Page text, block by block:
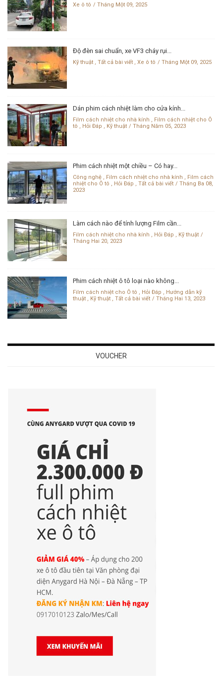
Xe ô tô Tháng Một 09, 2025
Độ đèn sai chuẩn, xe VF3 cháy rụi...
Kỹ thuật , Tất cả bài viết , Xe ô tô Tháng Một 09, 2025
Dán phim cách nhiệt làm cho cửa kính...
Film cách nhiệt cho nhà kính , Film cách nhiệt cho Ô
tô , Hỏi Đáp , Kỹ thuật Tháng Năm 05, 2023
Phim cách nhiệt một chiều – Có hay...
Công nghệ , Film cách nhiệt cho nhà kính , Film cách
nhiệt cho Ô tô , Hỏi Đáp , Tất cả bài viết
Tháng Ba 08,
2023
Làm cách nào để tính lượng Film cần...
Film cách nhiệt cho nhà kính , Hỏi Đáp , Kỹ thuật
Tháng Hai 20, 2023
Phim cách nhiệt ô tô loại nào không...
Film cách nhiệt cho Ô tô , Hỏi Đáp , Hướng dẫn kỹ
thuật , Kỹ thuật , Tất cả bài viết Tháng Hai 13, 2023
VOUCHER